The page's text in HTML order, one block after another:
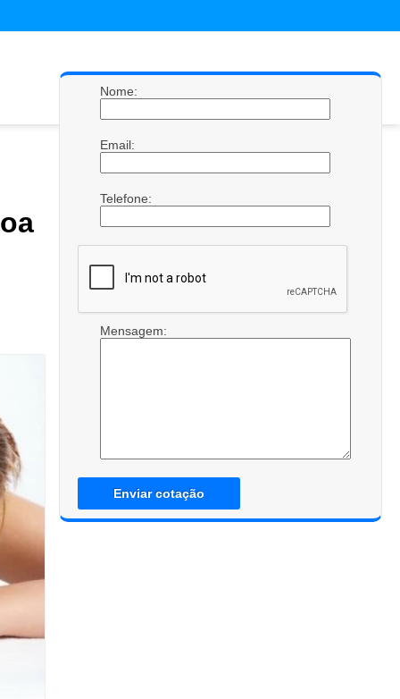
Nome:
Email:
Telefone:
Mensagem:
Enviar cotação